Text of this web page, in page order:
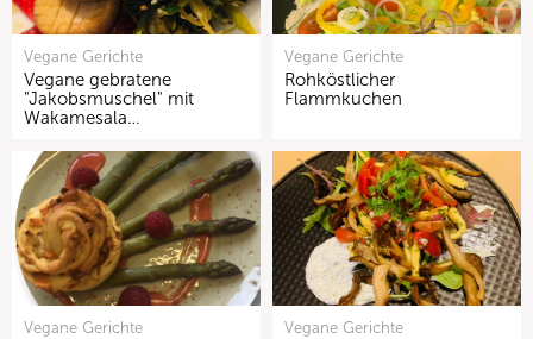
Vegane Gerichte
Vegane gebratene
"Jakobsmuschel" mit
Wakamesala…
Vegane Gerichte
Rohköstlicher
Flammkuchen
Vegane Gerichte Vegane Gerichte